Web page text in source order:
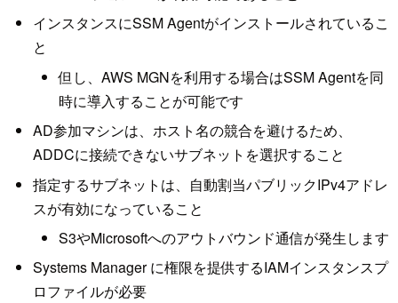
インスタンスにSSM Agentがインストールされているこ
と
但し、AWS MGNを利用する場合はSSM Agentを同
時に導入することが可能です
AD参加マシンは、ホスト名の競合を避けるため、
ADDCに接続できないサブネットを選択すること
指定するサブネットは、自動割当パブリックIPv4アドレ
スが有効になっていること
S3やMicrosoftへのアウトバウンド通信が発生します
Systems Manager に権限を提供するIAMインスタンスプ
ロファイルが必要